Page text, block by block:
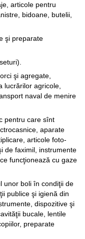
articole pentru
bidoane, butelii,
şi preparate
şi agregate,
lucrărilor agricole,
naval de menire
pentru care sînt
aparate
articole foto-
de faximil, instrumente
funcţionează cu gaze
unor boli în condiţii de
publice şi igienă din
dispozitive şi
bucale, lentile
preparate